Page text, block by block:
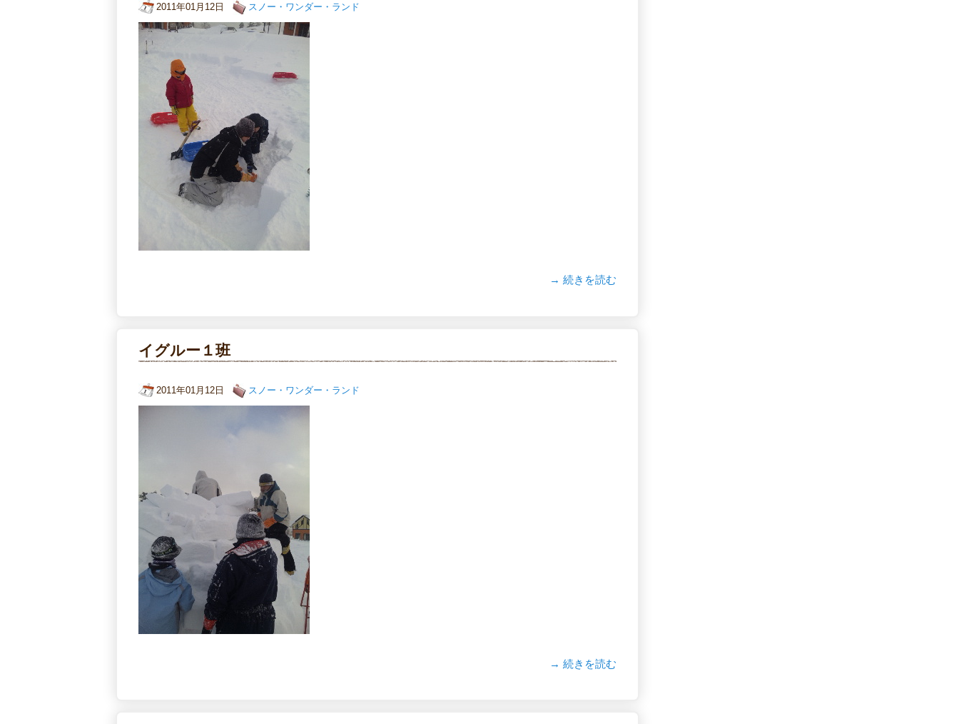
2011年01月12日 スノー・ワンダー・ランド
→ 続きを読む
イグルー１班
2011年01月12日 スノー・ワンダー・ランド
→ 続きを読む